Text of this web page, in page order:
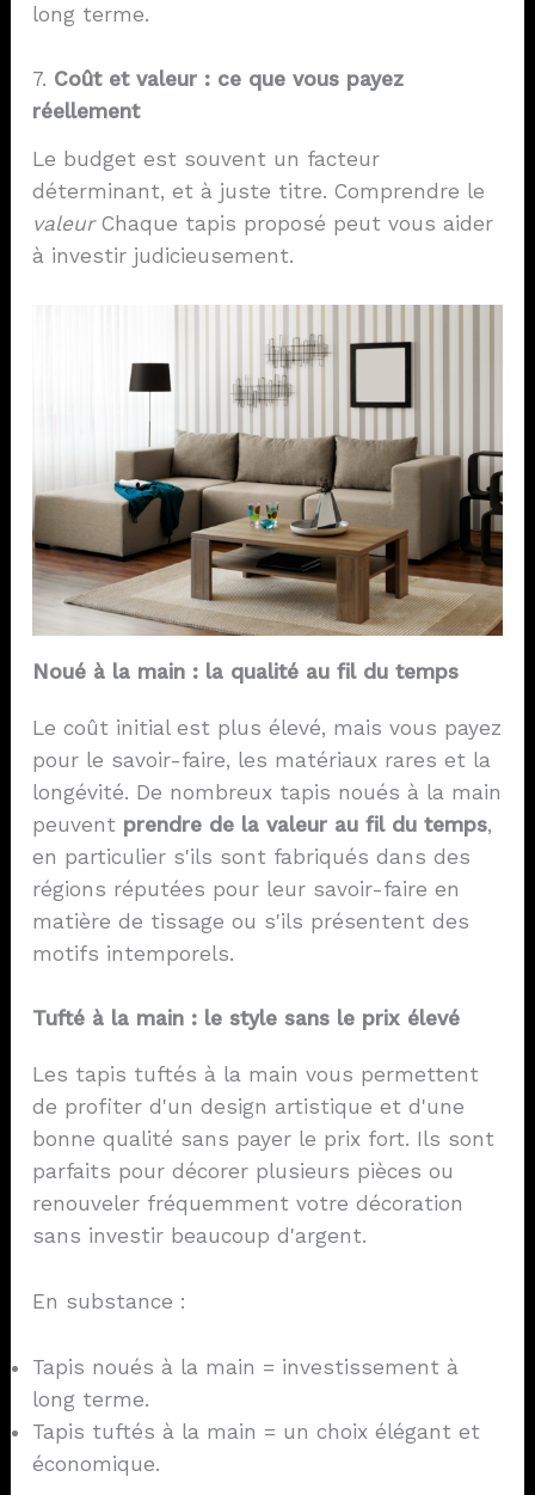
long terme.
7. Coût et valeur : ce que vous payez
réellement
Le budget est souvent un facteur
déterminant, et à juste titre. Comprendre le
valeurChaque tapis proposé peut vous aider
à investir judicieusement.
Noué à la main : la qualité au fil du temps
Le coût initial est plus élevé, mais vous payez
pour le savoir-faire, les matériaux rares et la
longévité. De nombreux tapis noués à la main
peuvent prendre de la valeur au fil du temps,
en particulier s'ils sont fabriqués dans des
régions réputées pour leur savoir-faire en
matière de tissage ou s'ils présentent des
motifs intemporels.
Tufté à la main : le style sans le prix élevé
Les tapis tuftés à la main vous permettent
de profiter d'un design artistique et d'une
bonne qualité sans payer le prix fort. Ils sont
parfaits pour décorer plusieurs pièces ou
renouveler fréquemment votre décoration
sans investir beaucoup d'argent.
En substance :
Tapis noués à la main = investissement à
long terme.
Tapis tuftés à la main = un choix élégant et
économique.